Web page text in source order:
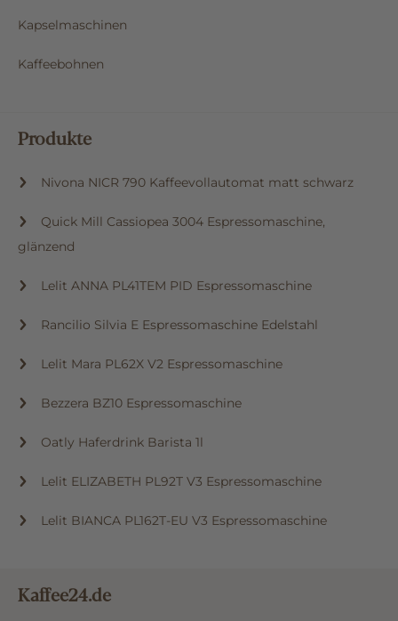
Kapselmaschinen
Kaffeebohnen
Produkte
Nivona NICR 790 Kaffeevollautomat matt schwarz
Quick Mill Cassiopea 3004 Espressomaschine,
glänzend
Lelit ANNA PL41TEM PID Espressomaschine
Rancilio Silvia E Espressomaschine Edelstahl
Lelit Mara PL62X V2 Espressomaschine
Bezzera BZ10 Espressomaschine
Oatly Haferdrink Barista 1l
Lelit ELIZABETH PL92T V3 Espressomaschine
Lelit BIANCA PL162T-EU V3 Espressomaschine
Kaffee24.de